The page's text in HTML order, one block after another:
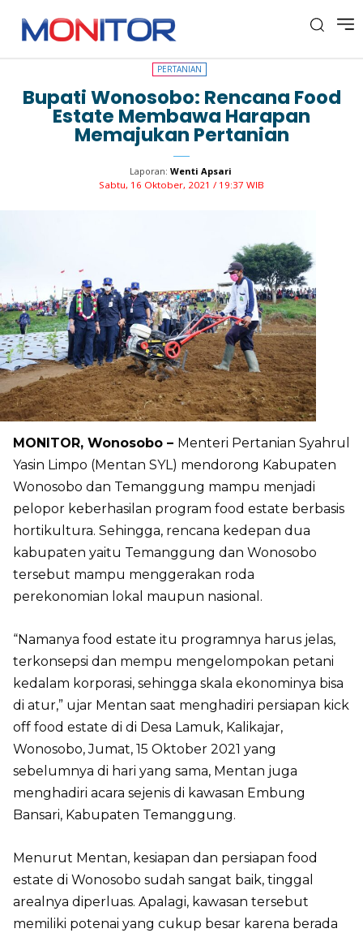
PERTANIAN
PERTANIAN
Bupati Wonosobo: Rencana Food
Estate Membawa Harapan
Memajukan Pertanian
Laporan: Wenti Apsari
Sabtu, 16 Oktober, 2021 / 19:37 WIB
MONITOR, Wonosobo – Menteri Pertanian Syahrul
Yasin Limpo (Mentan SYL) mendorong Kabupaten
Wonosobo dan Temanggung mampu menjadi
pelopor keberhasilan program food estate berbasis
hortikultura. Sehingga, rencana kedepan dua
kabupaten yaitu Temanggung dan Wonosobo
tersebut mampu menggerakan roda
perekonomian lokal maupun nasional.
“Namanya food estate itu programnya harus jelas,
terkonsepsi dan mempu mengelompokan petani
kedalam korporasi, sehingga skala ekonominya bisa
di atur,” ujar Mentan saat menghadiri persiapan kick
off food estate di di Desa Lamuk, Kalikajar,
Wonosobo, Jumat, 15 Oktober 2021 yang
sebelumnya di hari yang sama, Mentan juga
menghadiri acara sejenis di kawasan Embung
Bansari, Kabupaten Temanggung.
Menurut Mentan, kesiapan dan persiapan food
estate di Wonosobo sudah sangat baik, tinggal
arealnya diperluas. Apalagi, kawasan tersebut
memiliki potenai yang cukup besar karena berada